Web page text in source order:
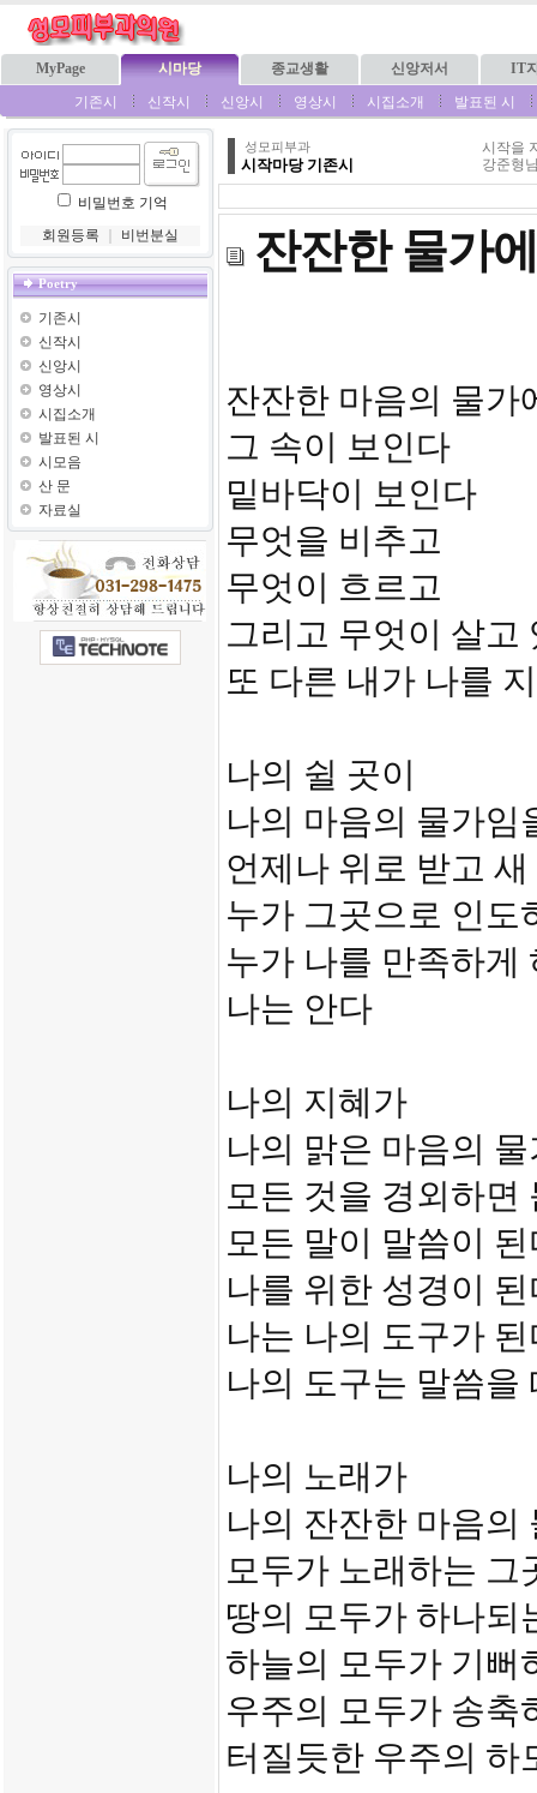
MyPage 시마당 종교생활 신앙저서
IT
기존시
신작시 신앙시 영상시 시집소개 발표된 시
비밀번호 기억
회원등록
비번분실
Poetry
기존시
신작시
신앙시
영상시
시집소개
발표된 시
시모음
산 문
자료실
성모피부과
시작마당 기존시
시작을
강준형
잔잔한 물가
잔잔한 마음의 물가
그 속이 보인다
밑바닥이 보인다
무엇을 비추고
무엇이 흐르고
그리고 무엇이 살고
또 다른 내가 나를
나의 쉴 곳이
나의 마음의 물가임
언제나 위로 받고
누가 그곳으로 인도
누가 나를 만족하게
나는 안다
나의 지혜가
나의 맑은 마음의
모든 것을 경외하면
모든 말이 말씀이 된
나를 위한 성경이 된
나는 나의 도구가 된
나의 도구는 말씀을
나의 노래가
나의 잔잔한 마음의
모두가 노래하는 그
땅의 모두가 하나되
하늘의 모두가 기뻐
우주의 모두가 송축
터질듯한 우주의 하